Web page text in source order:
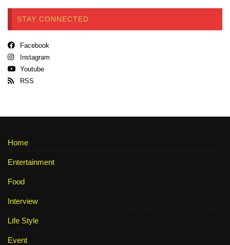
STAY CONNECTED
Facebook
Instagram
Youtube
RSS
Home
Entertainment
Food
Interview
Life Style
Event